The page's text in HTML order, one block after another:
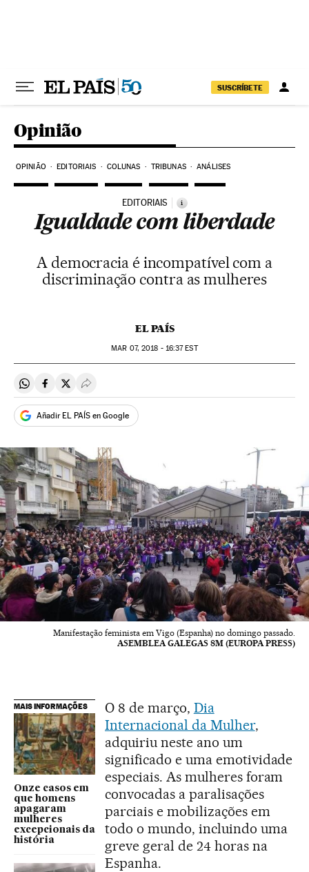
SUSCRÍBETE
Opinião
OPINIÃO EDITORIAIS COLUNAS TRIBUNAS ANÁLISES
EDITORIAIS i
Igualdade com liberdade
A democracia é incompatível com a
discriminação contra as mulheres
EL PAÍS
MAR 07, 2018 - 16:37EST
Compartir en Whatsapp
Compartir en Facebook
Compartir en Twitter
Desplegar Redes Sociales
Añadir EL PAÍS en Google
Manifestação feminista em Vigo (Espanha) no domingo passado.
ASEMBLEA GALEGAS 8M (EUROPA PRESS)
MAIS INFORMAÇÕES
Onze casos em
que homens
apagaram
mulheres
excepcionais da
história
O 8 de março, Dia
Internacional da Mulher,
adquiriu neste ano um
significado e uma emotividade
especiais. As mulheres foram
convocadas a paralisações
parciais e mobilizações em
todo o mundo, incluindo uma
greve geral de 24 horas na
Espanha.